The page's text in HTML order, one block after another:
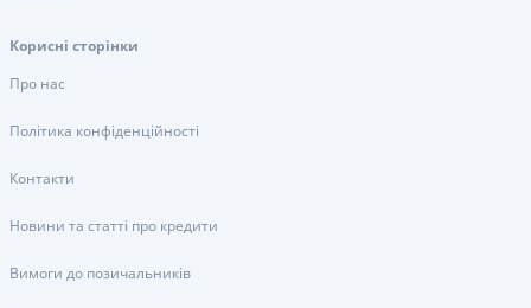
Корисні сторінки
Про нас
Політика конфіденційності
Контакти
Новини та статті про кредити
Вимоги до позичальників